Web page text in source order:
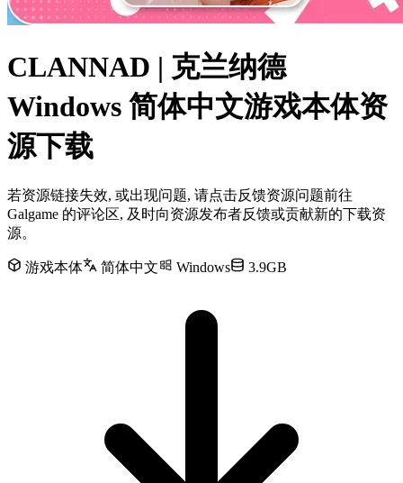
CLANNAD | 克兰纳德
Windows 简体中文游戏本体资
源下载
若资源链接失效, 或出现问题, 请点击反馈资源问题前往
Galgame 的评论区, 及时向资源发布者反馈或贡献新的下载资
源。
游戏本体 简体中文 Windows 3.9GB